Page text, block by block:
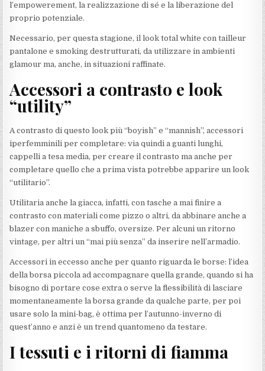
l’empowerement, la realizzazione di sé e la liberazione del
proprio potenziale.
Necessario, per questa stagione, il look total white con tailleur
pantalone e smoking destrutturati, da utilizzare in ambienti
glamour ma, anche, in situazioni raffinate.
Accessori a contrasto e look
“utility”
A contrasto di questo look più “boyish” e “mannish”, accessori
iperfemminili per completare: via quindi a guanti lunghi,
cappelli a tesa media, per creare il contrasto ma anche per
completare quello che a prima vista potrebbe apparire un look
“utilitario”.
Utilitaria anche la giacca, infatti, con tasche a mai finire a
contrasto con materiali come pizzo o altri, da abbinare anche a
blazer con maniche a sbuffo, oversize. Per alcuni un ritorno
vintage, per altri un “mai più senza” da inserire nell’armadio.
Accessori in eccesso anche per quanto riguarda le borse: l’idea
della borsa piccola ad accompagnare quella grande, quando si ha
bisogno di portare cose extra o serve la flessibilità di lasciare
momentaneamente la borsa grande da qualche parte, per poi
usare solo la mini-bag, è ottima per l’autunno-inverno di
quest’anno e anzi è un trend quantomeno da testare.
I tessuti e i ritorni di fiamma